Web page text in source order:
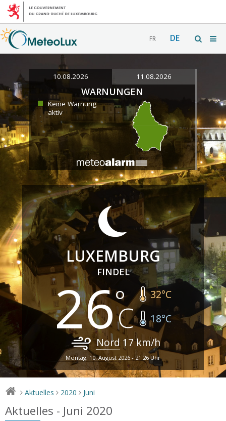
FR DE
10.08.2026 11.08.2026
WARNUNGEN
Keine Warnung
aktiv
LUXEMBURG
FINDEL
26 32°C
18°C
Nord 17km/h
Montag, 10. August 2026 - 21:26 Uhr
> Aktuelles > 2020 > Juni
Aktuelles - Juni 2020